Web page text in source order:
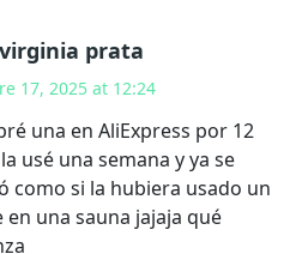
prata
17, 2025 at 12:24
una en AliExpress por 12
usé una semana y ya se
como si la hubiera usado un
en una sauna jajaja qué